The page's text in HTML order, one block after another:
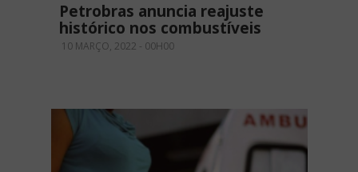
Petrobras anuncia reajuste
histórico nos combustíveis
10 MARÇO, 2022 - 00H00